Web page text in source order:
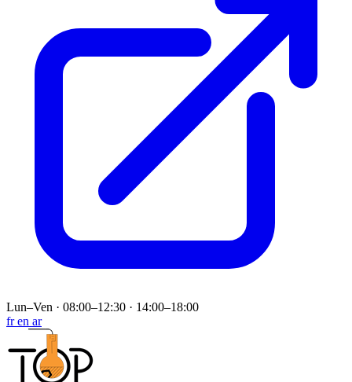
Lun–Ven · 08:00–12:30 · 14:00–18:00
fren ar